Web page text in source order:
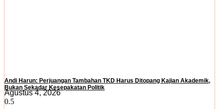
Andi Harun: Perjuangan Tambahan TKD Harus Ditopang Kajian Akademik,
Bukan Sekadar Kesepakatan Politik
Agustus 4, 2026